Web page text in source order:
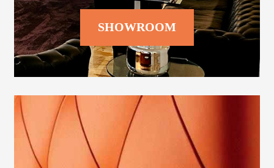
SHOWROOM